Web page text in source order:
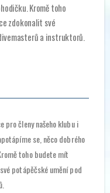
Kromě toho
zdokonalit své
a instruktorů.
pro členy našeho klubu i
se, něco dobrého
toho budete mít
potápěčské umění pod